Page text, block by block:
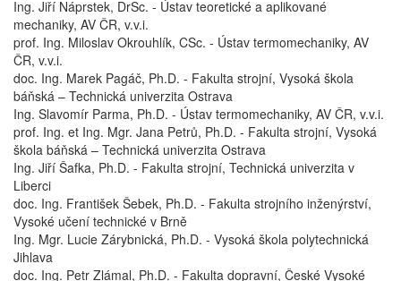
Ing. Jiří Náprstek, DrSc. - Ústav teoretické a aplikované
mechaniky, AV ČR, v.v.i.
prof. Ing. Miloslav Okrouhlík, CSc. - Ústav termomechaniky, AV
ČR, v.v.i.
doc. Ing. Marek Pagáč, Ph.D. - Fakulta strojní, Vysoká škola
báňská – Technická univerzita Ostrava
Ing. Slavomír Parma, Ph.D. - Ústav termomechaniky, AV ČR, v.v.i.
prof. Ing. et Ing. Mgr. Jana Petrů, Ph.D. - Fakulta strojní, Vysoká
škola báňská – Technická univerzita Ostrava
Ing. Jiří Šafka, Ph.D. - Fakulta strojní, Technická univerzita v
Liberci
doc. Ing. František Šebek, Ph.D. - Fakulta strojního inženýrství,
Vysoké učení technické v Brně
Ing. Mgr. Lucie Zárybnická, Ph.D. - Vysoká škola polytechnická
Jihlava
doc. Ing. Petr Zlámal, Ph.D. - Fakulta dopravní, České Vysoké